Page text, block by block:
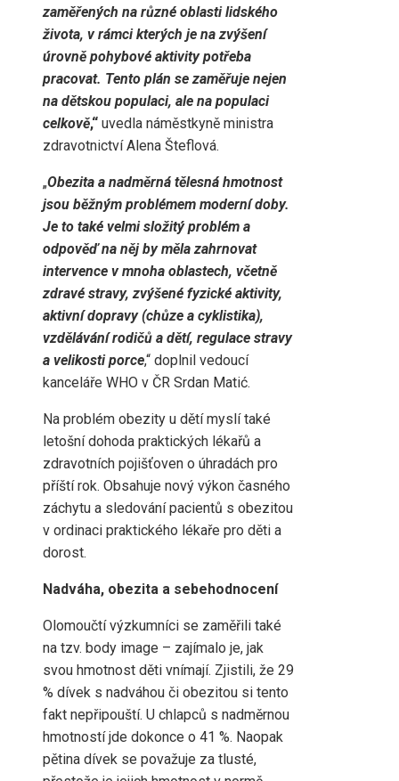
zaměřených na různé oblasti lidského
života, v rámci kterých je na zvýšení
úrovně pohybové aktivity potřeba
pracovat. Tento plán se zaměřuje nejen
na dětskou populaci, ale na populaci
celkově,“ uvedla náměstkyně ministra
zdravotnictví Alena Šteflová.
„Obezita a nadměrná tělesná hmotnost
jsou běžným problémem moderní doby.
Je to také velmi složitý problém a
odpověď na něj by měla zahrnovat
intervence v mnoha oblastech, včetně
zdravé stravy, zvýšené fyzické aktivity,
aktivní dopravy (chůze a cyklistika),
vzdělávání rodičů a dětí, regulace stravy
a velikosti porce,“ doplnil vedoucí
kanceláře WHO v ČR Srdan Matić.
Na problém obezity u dětí myslí také
letošní dohoda praktických lékařů a
zdravotních pojišťoven o úhradách pro
příští rok. Obsahuje nový výkon časného
záchytu a sledování pacientů s obezitou
v ordinaci praktického lékaře pro děti a
dorost.
Nadváha, obezita a sebehodnocení
Olomoučtí výzkumníci se zaměřili také
na tzv. body image – zajímalo je, jak
svou hmotnost děti vnímají. Zjistili, že 29
% dívek s nadváhou či obezitou si tento
fakt nepřipouští. U chlapců s nadměrnou
hmotností jde dokonce o 41 %. Naopak
pětina dívek se považuje za tlusté,